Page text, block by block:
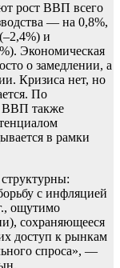
рост ВВП всего
— на 0,8%,
и
Экономическая
о замедлении, а
Кризиса нет, но
По
ВВП также
в рамки
с инфляцией
ощутимо
сохраняющееся
доступ к рынкам
спроса», —